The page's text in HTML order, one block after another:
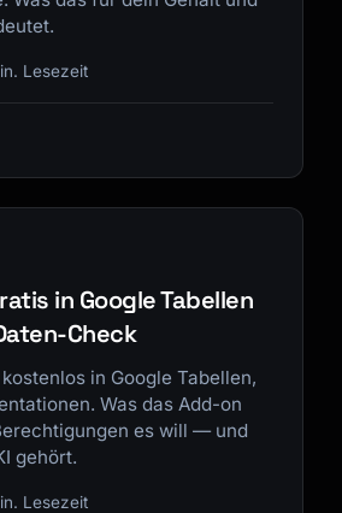
Lesezeit
in Google Tabellen
Check
in Google Tabellen,
Was das Add-on
es will — und
gehört.
Lesezeit